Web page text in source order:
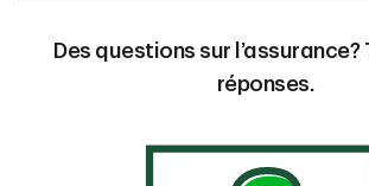
Des questions sur l’assurance?
réponses.